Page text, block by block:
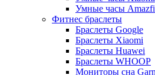
Умные часы
Фитнес браслеты
Браслеты Google
Браслеты Xiaomi
Браслеты Huawei
Браслеты WHOOP
Мониторы сна